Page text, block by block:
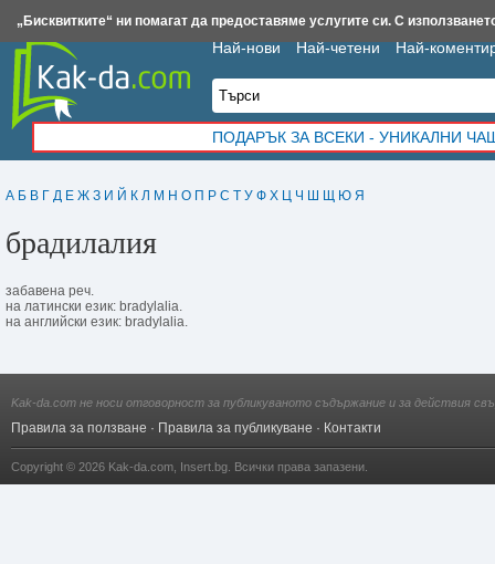
А Б В Г Д Е Ж З И Й К Л М Н О П Р С Т У Ф Х Ц Ч Ш Щ Ю Я
брадилалия
забавена реч.
на латински език: bradylalia.
на английски език: bradylalia.
Най-нови Най-четени Най-
ПОДАРЪК ЗА ВСЕКИ - УНИКАЛНИ
Insert.bg Framar.bg Kak-da.com Iztochnik.com BauBau.bg NewAge.bg
Kak-da.com не носи отговорност за публикуваното съдържание и за действия
Правила за ползване · Правила за публикуване · Контакти
Copyright © 2026 Kak-da.com Insert.bg . Всички права запазени.
„Бисквитките“ ни помагат да предоставяме услугите си. С